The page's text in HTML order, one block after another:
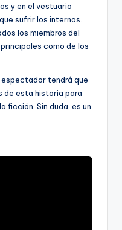
y en el vestuario
sufrir los internos.
los miembros del
como de los
espectador tendrá que
de esta historia para
ficción. Sin duda, es un